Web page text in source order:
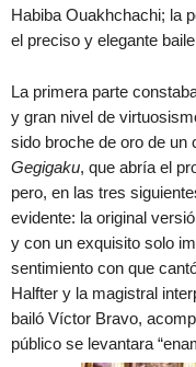
Habiba Ouakhchachi; la
el preciso y elegante
La primera parte
y gran nivel de
sido broche de oro de un
Gegigaku, que abría el
pero, en las tres
evidente: la original
y con un exquisito solo
sentimiento con que
Halfter y la magistral
bailó Víctor Bravo,
público se levantara